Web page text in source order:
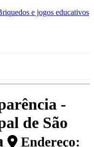
e jogos educativos
-
de São
Endereço: